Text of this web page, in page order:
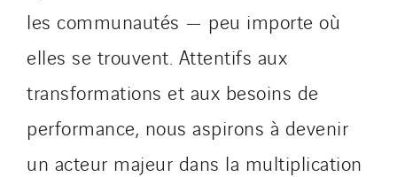
les communautés — peu importe où
elles se trouvent. Attentifs aux
transformations et aux besoins de
performance, nous aspirons à devenir
un acteur majeur dans la multiplication